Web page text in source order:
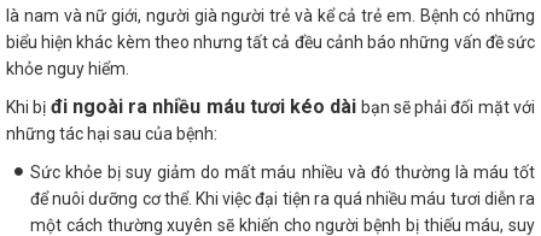
là nam và nữ giới, người già người trẻ và kể cả trẻ em. Bệnh có những
biểu hiện khác kèm theo nhưng tất cả đều cảnh báo những vấn đề sức
khỏe nguy hiểm.
Khi bị đi ngoài ra nhiều máu tươi kéo dài bạn sẽ phải đối mặt với
những tác hại sau của bệnh:
Sức khỏe bị suy giảm do mất máu nhiều và đó thường là máu tốt
để nuôi dưỡng cơ thể. Khi việc đại tiện ra quá nhiều máu tươi diễn ra
một cách thường xuyên sẽ khiến cho người bệnh bị thiếu máu, suy